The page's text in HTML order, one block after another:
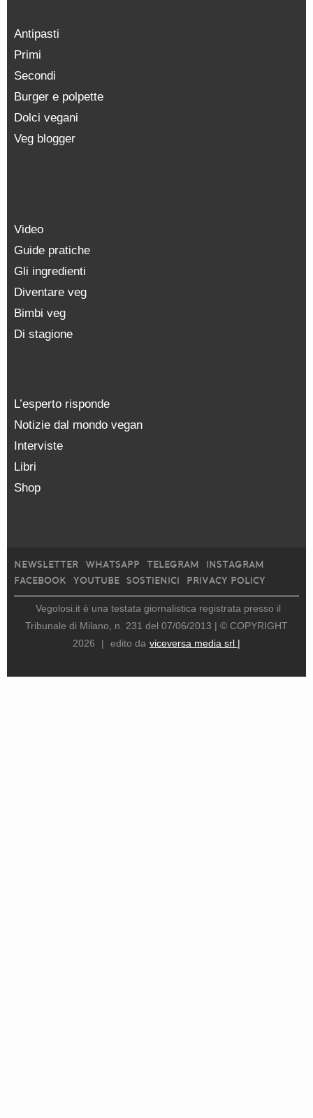
Antipasti
Primi
Secondi
Burger e polpette
Dolci vegani
Veg blogger
Video
Guide pratiche
Gli ingredienti
Diventare veg
Bimbi veg
Di stagione
L’esperto risponde
Notizie dal mondo vegan
Interviste
Libri
Shop
NEWSLETTER WHATSAPP TELEGRAM
INSTAGRAM
FACEBOOK
YOUTUBE SOSTIENICI PRIVACY POLICY
Vegolosi.it è una testata giornalistica registrata presso il
Tribunale di Milano, n. 231 del 07/06/2013 | © COPYRIGHT
2026
| edito da viceversa media srl |